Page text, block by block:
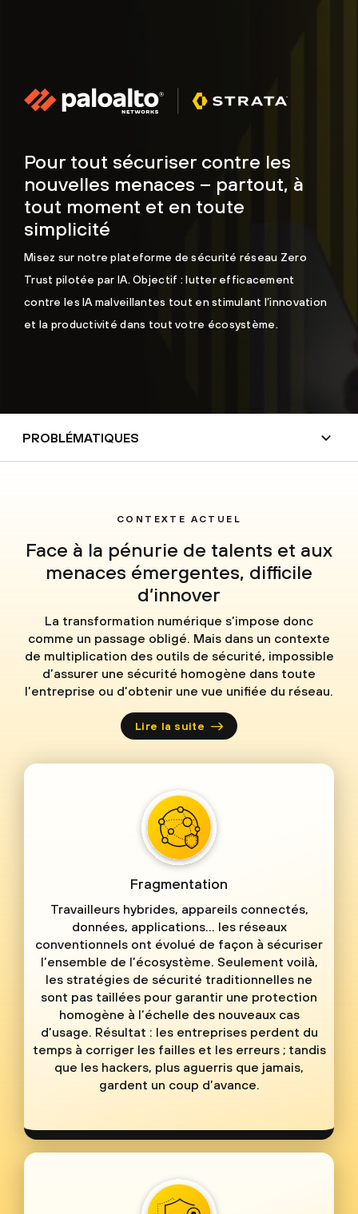
Pour tout sécuriser contre les
nouvelles menaces – partout, à
tout moment et en toute
simplicité
Misez sur notre plateforme de sécurité réseau Zero
Trust pilotée par IA. Objectif : lutter efficacement
contre les IA malveillantes tout en stimulant l’innovation
et la productivité dans tout votre écosystème.
PROBLÉMATIQUES
CONTEXTE ACTUEL
Face à la pénurie de talents et aux
menaces émergentes, difficile
d’innover
La transformation numérique s’impose donc
comme un passage obligé. Mais dans un contexte
de multiplication des outils de sécurité, impossible
d’assurer une sécurité homogène dans toute
l’entreprise ou d’obtenir une vue unifiée du réseau.
Lire la suite
Fragmentation
Travailleurs hybrides, appareils connectés,
données, applications… les réseaux
conventionnels ont évolué de façon à sécuriser
l’ensemble de l’écosystème. Seulement voilà,
les stratégies de sécurité traditionnelles ne
sont pas taillées pour garantir une protection
homogène à l’échelle des nouveaux cas
d’usage. Résultat : les entreprises perdent du
temps à corriger les failles et les erreurs ; tandis
que les hackers, plus aguerris que jamais,
gardent un coup d’avance.